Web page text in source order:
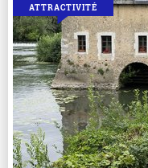
ATTRACTIVITÉ